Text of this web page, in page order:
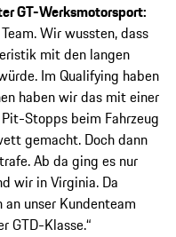
GT-Werksmotorsport:
Wir wussten, dass
mit den langen
Im Qualifying haben
haben wir das mit einer
Stopps beim Fahrzeug
gemacht. Doch dann
Ab da ging es nur
wir in Virginia. Da
unser Kundenteam
GTD-Klasse.“